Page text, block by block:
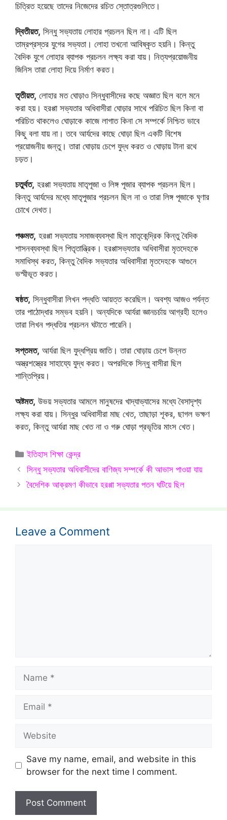
চিত্রিত হয়েছে তাদের নিজেদের রচিত স্তোত্রগুলিতে।
দ্বিতীয়ত, সিন্ধু সভ্যতায় লোহার প্রচলন ছিল না। এটি ছিল
তাম্রপ্রস্তর যুগের সভ্যতা। লোহা তখনো আবিষ্কৃত হয়নি। কিন্তু
বৈদিক যুগে লোহার ব্যাপক প্রচলন লক্ষ্য করা যায়। নিত্যপ্রয়োজনীয়
জিনিস তারা লোহা দিয়ে নির্মাণ করত।
তৃতীয়ত, লোহার মত ঘোড়াও সিন্ধুবাসীদের কছে অজ্ঞাত ছিল বলে মনে
করা হয়। হরপ্পা সভ্যতার অধিবাসীরা ঘোড়ার সাথে পরিচিত ছিল কিনা বা
পরিচিত থাকলেও ঘোড়াকে কাজে লাগাত কিনা সে সম্পর্কে নিশ্চিত ভাবে
কিছু বলা যায় না। তবে আর্যদের কাছে ঘোড়া ছিল একটি বিশেষ
প্রয়োজনীয় জন্তু। তারা ঘোড়ায় চেপে যুদ্ধ করত ও ঘোড়ায় টানা রথে
চড়ত।
চতুর্থত, হরপ্পা সভ্যতায় মাতৃপূজা ও লিঙ্গ পূজার ব্যাপক প্রচলন ছিল।
কিন্তু আর্যদের মধ্যে মাতৃপুজার প্রচলন ছিল না ও তারা লিঙ্গ পূজাকে ঘৃণার
চোখে দেখত।
পঞ্চমত, হরপ্পা সভ্যতায় সমাজব্যবস্থা ছিল মাতৃকেন্দ্রিক কিন্তু বৈদিক
শাসনব্যবস্থা ছিল পিতৃতান্ত্রিক। হরপ্পাসভ্যতার অধিবাসীরা মৃতদেহকে
সমাধিস্থ করত, কিন্তু বৈদিক সভ্যতার অধিবাসীরা মৃতদেহকে আগুনে
ভস্মীভূত করত।
ষষ্ঠত, সিন্ধুবাসীরা লিখন পদ্ধতি আয়ত্ত করেছিল। অবশ্য আজও পর্যন্ত
তার পাঠোদ্ধার সম্ভব হয়নি। অন্যদিকে আর্যরা জ্ঞানচর্চায় আগ্রহী হলেও
তারা লিখন পদ্ধতির প্রচলন ঘটাতে পারেনি।
সপ্তমত, আর্যরা ছিল যুদ্ধপ্রিয় জাতি। তারা ঘোড়ায় চেপে উন্নত
অস্ত্রশস্ত্রের সাহায্যে যুদ্ধ করত। অপরদিকে সিন্ধু বাসীরা ছিল
শান্তিপ্রিয়।
অষ্টমত, উভয় সভ্যতার আমলে মানুষদের খাদ্যাভ্যাসের মধ্যে বৈসাদৃশ্য
লক্ষ্য করা যায়। সিন্ধুর অধিবাসীরা মাছ খেত, তাছাড়া শূকর, ছাগল ভক্ষণ
করত, কিন্তু আর্যরা মাছ খেত না ও গরু ঘোড়া প্রভৃতির মাংস খেত।
Categories
ইতিহাস শিক্ষা কেন্দ্র
সিন্ধু সভ্যতার অধিবাসীদের বাণিজ্য সম্পর্কে কী আভাস পাওয়া যায়
বৈদেশিক আক্রমণ কীভাবে হরপ্পা সভ্যতার পতন ঘটিয়ে ছিল
Leave a Comment
Save my name, email, and website in this
browser for the next time I comment.